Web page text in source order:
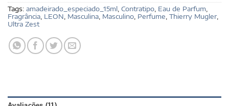
Tags: amadeirado_especiado_15ml Contratipo Eau de Parfum
Fragrância LEON Masculina Masculino Perfume Thierry Mugler,
Ultra Zest